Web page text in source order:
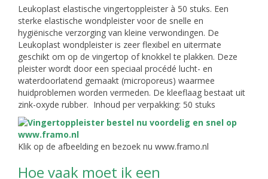
Leukoplast elastische vingertoppleister à 50 stuks. Een
sterke elastische wondpleister voor de snelle en
hygiënische verzorging van kleine verwondingen. De
Leukoplast wondpleister is zeer flexibel en uitermate
geschikt om op de vingertop of knokkel te plakken. Deze
pleister wordt door een speciaal procédé lucht- en
waterdoorlatend gemaakt (microporeus) waarmee
huidproblemen worden vermeden. De kleeflaag bestaat uit
zink-oxyde rubber. Inhoud per verpakking: 50 stuks
Klik op de afbeelding en bezoek nu www.framo.nl
Hoe vaak moet ik een